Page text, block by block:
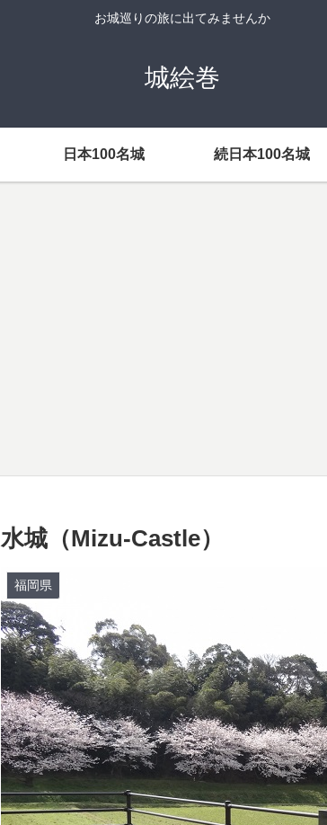
お城巡りの旅に出てみませんか
城絵巻
日本100名城 続日本100名城
水城（Mizu-Castle）
福岡県